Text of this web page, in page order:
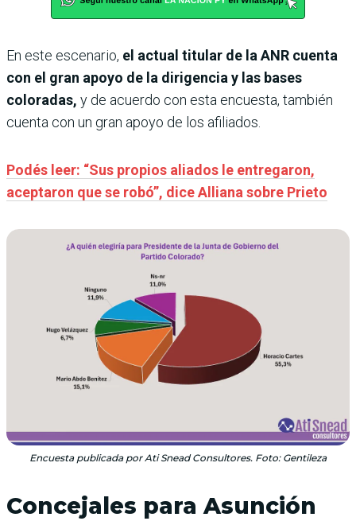
En este escenario, el actual titular de la ANR cuenta
con el gran apoyo de la dirigencia y las bases
coloradas, y de acuerdo con esta encuesta, también
cuenta con un gran apoyo de los afiliados.
Podés leer: “Sus propios aliados le entregaron,
aceptaron que se robó”, dice Alliana sobre Prieto
Encuesta publicada por Ati Snead Consultores. Foto: Gentileza
Concejales para Asunción